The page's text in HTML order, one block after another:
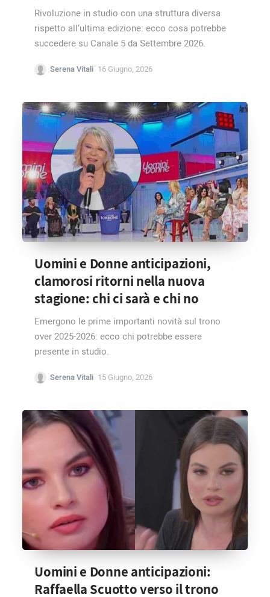
Rivoluzione in studio con una struttura diversa
rispetto all’ultima edizione: ecco cosa potrebbe
succedere su Canale 5 da Settembre 2026.
Serena Vitali 16 Giugno, 2026
Uomini e Donne anticipazioni,
clamorosi ritorni nella nuova
stagione: chi ci sarà e chi no
Emergono le prime importanti novità sul trono
over 2025-2026: ecco chi potrebbe essere
presente in studio.
Serena Vitali 15 Giugno, 2026
Uomini e Donne anticipazioni:
Raffaella Scuotto verso il trono